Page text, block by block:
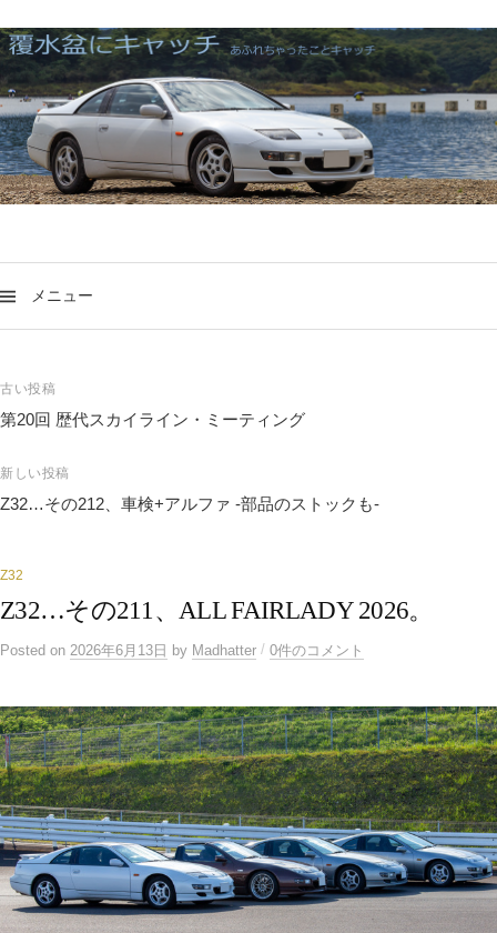
メニュー
投
稿
ゲ
ー
ン
古い投稿
第20回 歴代スカイライン・ミーティング
新しい投稿
Z32…その212、車検+アルファ -部品のストックも-
Z32
Z32…その211、ALL FAIRLADY 2026。
Posted on 2026年6月13日 by Madhatter / 0件のコメント